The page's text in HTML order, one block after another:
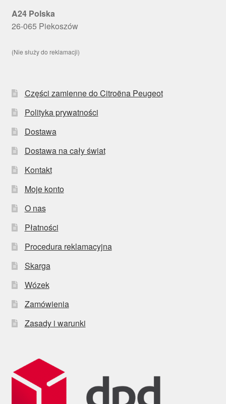
A24 Polska
26-065 Piekoszów
(Nie służy do reklamacji)
Części zamienne do Citroëna Peugeot
Polityka prywatności
Dostawa
Dostawa na cały świat
Kontakt
Moje konto
O nas
Płatności
Procedura reklamacyjna
Skarga
Wózek
Zamówienia
Zasady i warunki